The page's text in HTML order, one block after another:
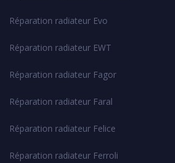
Réparation radiateur Evo
Réparation radiateur EWT
Réparation radiateur Fagor
Réparation radiateur Faral
Réparation radiateur Felice
Réparation radiateur Ferroli